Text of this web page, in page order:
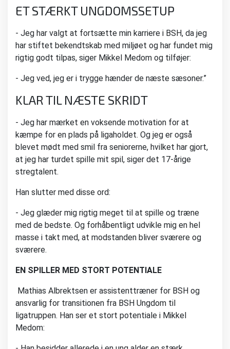
ET STÆRKT UNGDOMSSETUP
- Jeg har valgt at fortsætte min karriere i BSH, da jeg
har stiftet bekendtskab med miljøet og har fundet mig
rigtig godt tilpas, siger Mikkel Medom og tilføjer:
- Jeg ved, jeg er i trygge hænder de næste sæsoner.”
KLAR TIL NÆSTE SKRIDT
- Jeg har mærket en voksende motivation for at
kæmpe for en plads på ligaholdet. Og jeg er også
blevet mødt med smil fra seniorerne, hvilket har gjort,
at jeg har turdet spille mit spil, siger det 17-årige
stregtalent.
Han slutter med disse ord:
- Jeg glæder mig rigtig meget til at spille og træne
med de bedste. Og forhåbentligt udvikle mig en hel
masse i takt med, at modstanden bliver sværere og
sværere.
EN SPILLER MED STORT POTENTIALE
Mathias Albrektsen er assistenttræner for BSH og
ansvarlig for transitionen fra BSH Ungdom til
ligatruppen. Han ser et stort potentiale i Mikkel
Medom: